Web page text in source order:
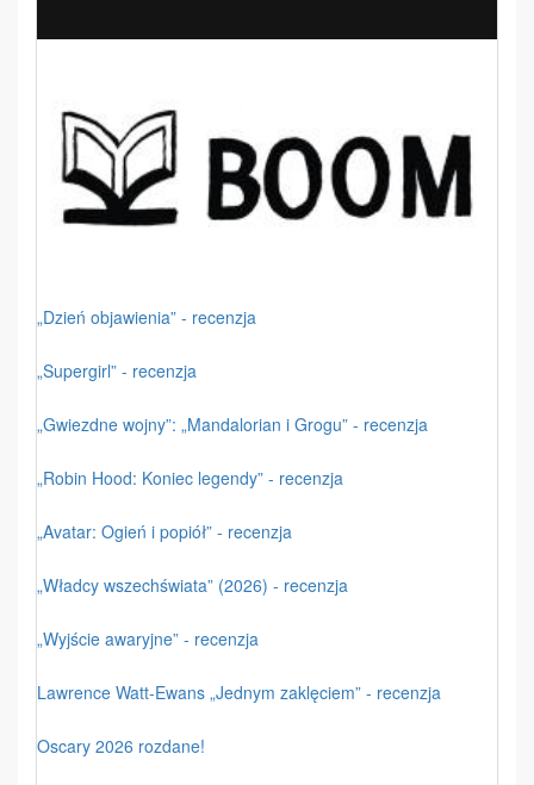
„Dzień objawienia” - recenzja
„Supergirl” - recenzja
„Gwiezdne wojny”: „Mandalorian i Grogu” - recenzja
„Robin Hood: Koniec legendy” - recenzja
„Avatar: Ogień i popiół” - recenzja
„Władcy wszechświata” (2026) - recenzja
„Wyjście awaryjne” - recenzja
Lawrence Watt-Ewans „Jednym zaklęciem” - recenzja
Oscary 2026 rozdane!